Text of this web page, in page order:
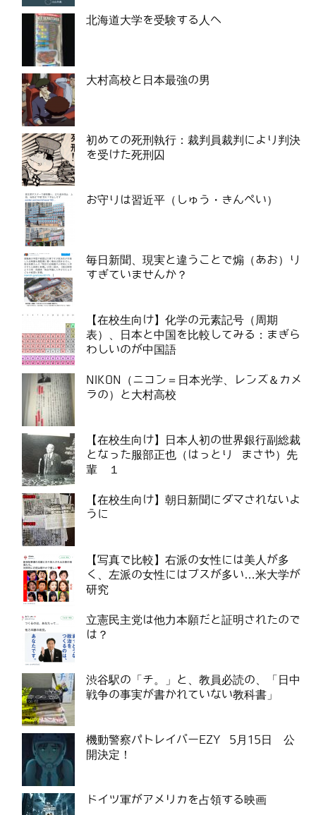
北海道大学を受験する人へ
大村高校と日本最強の男
初めての死刑執行：裁判員裁判により判決
を受けた死刑囚
お守りは習近平（しゅう・きんぺい）
毎日新聞、現実と違うことで煽（あお）り
すぎていませんか？
【在校生向け】化学の元素記号（周期
表）、日本と中国を比較してみる：まぎら
わしいのが中国語
NIKON（ニコン＝日本光学、レンズ＆カメ
ラの）と大村高校
【在校生向け】日本人初の世界銀行副総裁
となった服部正也（はっとり まさや）先
輩 １
【在校生向け】朝日新聞にダマされないよ
うに
【写真で比較】右派の女性には美人が多
く、左派の女性にはブスが多い…米大学が
研究
立憲民主党は他力本願だと証明されたので
は？
渋谷駅の「チ。」と、教員必読の、「日中
戦争の事実が書かれていない教科書」
機動警察パトレイバーEZY 5月15日 公
開決定！
ドイツ軍がアメリカを占領する映画